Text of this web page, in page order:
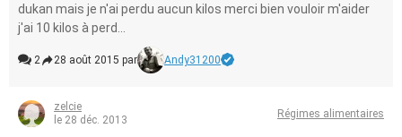
dukan mais je n'ai perdu aucun kilos merci bien vouloir m'aider
j'ai 10 kilos à perd...
2 28 août 2015 par Andy31200
zelcie
le 28 déc. 2013
Régimes alimentaires